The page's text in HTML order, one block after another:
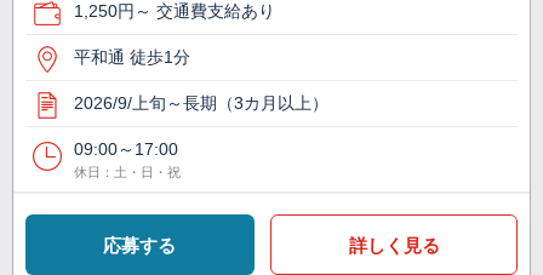
1,250円～ 交通費支給あり
平和通 徒歩1分
2026/9/上旬～長期（3カ月以上）
09:00～17:00
休日：土・日・祝
応募する 詳しく見る